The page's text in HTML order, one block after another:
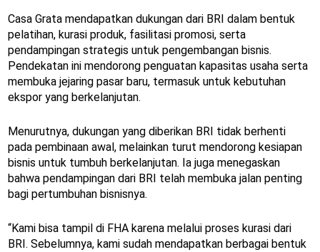
Casa Grata mendapatkan dukungan dari BRI dalam bentuk
pelatihan, kurasi produk, fasilitasi promosi, serta
pendampingan strategis untuk pengembangan bisnis.
Pendekatan ini mendorong penguatan kapasitas usaha serta
membuka jejaring pasar baru, termasuk untuk kebutuhan
ekspor yang berkelanjutan.
Menurutnya, dukungan yang diberikan BRI tidak berhenti
pada pembinaan awal, melainkan turut mendorong kesiapan
bisnis untuk tumbuh berkelanjutan. Ia juga menegaskan
bahwa pendampingan dari BRI telah membuka jalan penting
bagi pertumbuhan bisnisnya.
“Kami bisa tampil di FHA karena melalui proses kurasi dari
BRI. Sebelumnya, kami sudah mendapatkan berbagai bentuk